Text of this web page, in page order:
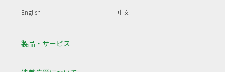
English 中文
製品・サービス